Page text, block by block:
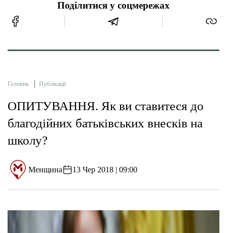
Поділитися у соцмережах
Головна Публікації
ОПИТУВАННЯ. Як ви ставитеся до
благодійних батьківських внесків на
школу?
Менщина 13 Чер 2018 | 09:00